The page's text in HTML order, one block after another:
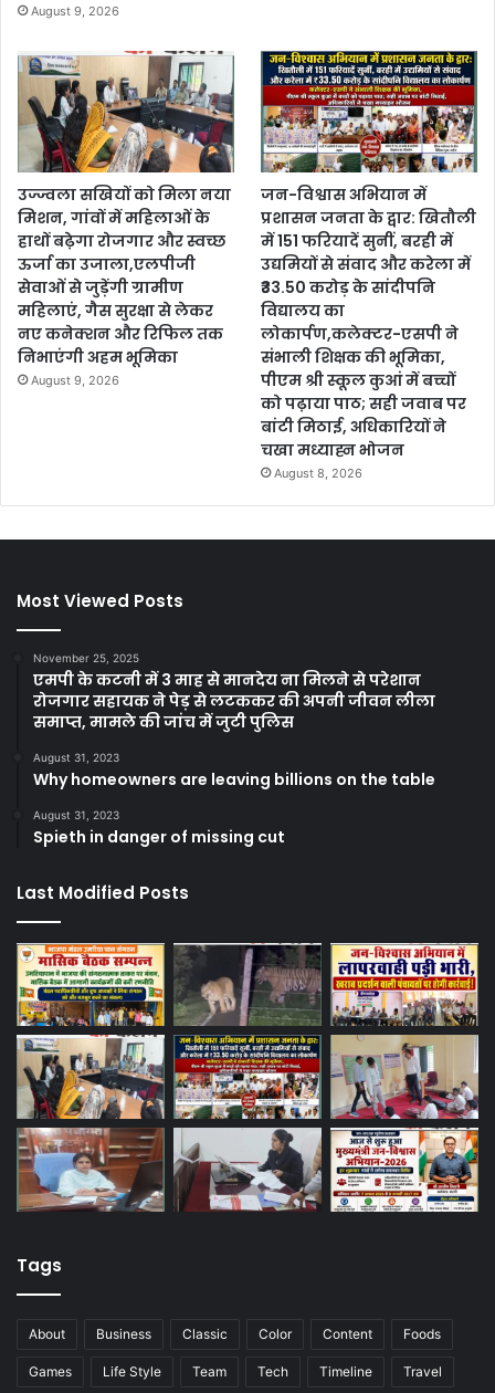
August 9, 2026
उज्ज्वला सखियों को मिला नया
मिशन, गांवों में महिलाओं के
हाथों बढ़ेगा रोजगार और स्वच्छ
ऊर्जा का उजाला,एलपीजी
सेवाओं से जुड़ेंगी ग्रामीण
महिलाएं, गैस सुरक्षा से लेकर
नए कनेक्शन और रिफिल तक
निभाएंगी अहम भूमिका
August 9, 2026
जन-विश्वास अभियान में
प्रशासन जनता के द्वार: खितौली
में 151 फरियादें सुनीं, बरही में
उद्यमियों से संवाद और करेला में
₹33.50 करोड़ के सांदीपनि
विद्यालय का
लोकार्पण,कलेक्टर-एसपी ने
संभाली शिक्षक की भूमिका,
पीएम श्री स्कूल कुआं में बच्चों
को पढ़ाया पाठ; सही जवाब पर
बांटी मिठाई, अधिकारियों ने
चखा मध्याह्न भोजन
August 8, 2026
Most Viewed Posts
November 25, 2025
एमपी के कटनी में 3 माह से मानदेय ना मिलने से परेशान
रोजगार सहायक ने पेड़ से लटककर की अपनी जीवन लीला
समाप्त, मामले की जांच में जुटी पुलिस
August 31, 2023
Why homeowners are leaving billions on the table
August 31, 2023
Spieth in danger of missing cut
Last Modified Posts
Tags
About Business Classic Color Content Foods
Games Life Style Team Tech Timeline Travel